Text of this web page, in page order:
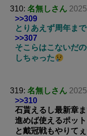
310: 名無しさん
>>309
とりあえず周年ま
>>307
そこらはこないだ
しちゃった
319: 名無しさん
>>310
石貰えるし最新章
進めば使えるポッ
と戴冠戦もやりて